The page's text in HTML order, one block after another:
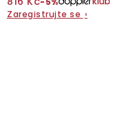
Zaregistrujte se ›